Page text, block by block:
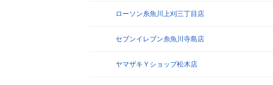
ローソン糸魚川上刈三丁目店
セブンイレブン糸魚川寺島店
ヤマザキＹショップ松木店